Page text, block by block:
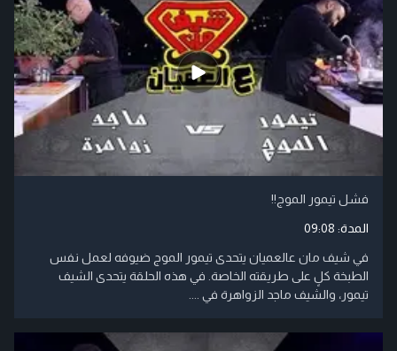
فشل تيمور الموج!!
المدة: 09:08
في شيف مان عالعميان يتحدى تيمور الموج ضيوفه لعمل نفس
الطبخة كلٍ على طريقته الخاصة. في هذه الحلقة يتحدى الشيف
تيمور، والشيف ماجد الزواهرة في ....